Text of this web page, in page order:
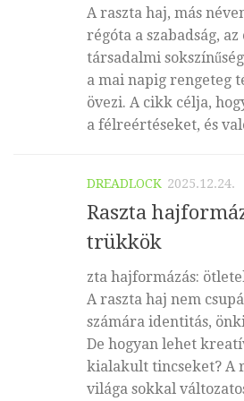
A raszta haj, más
régóta a szabadság,
társadalmi
a mai napig rengeteg
övezi. A cikk célja,
a félreértéseket, és
DREADLOCK 2025.12.24.
Raszta
trükkök
zta hajformázás:
A raszta haj nem
számára identitás,
De hogyan lehet
kialakult tincseket? A
világa sokkal